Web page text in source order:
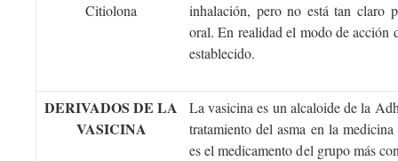
Citiolona
inhalación, pero no está tan claro
oral. En realidad el modo de acción
establecido.
DERIVADOS DE LA
VASICINA
La vasicina es un alcaloide de la
tratamiento del asma en la
es el medicamento del grupo más